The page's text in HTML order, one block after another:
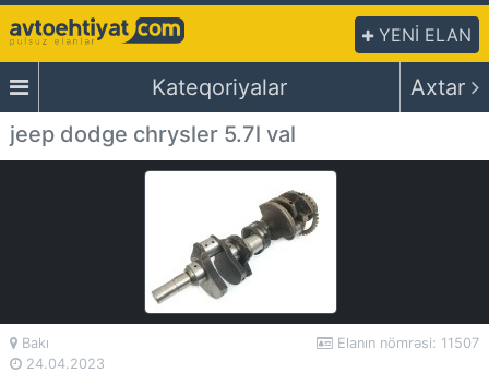
YENİ ELAN
Kateqoriyalar
Axtar
jeep dodge chrysler 5.7l val
Bakı
24.04.2023
Elanın nömrəsi: 11507